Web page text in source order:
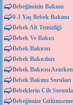
Bebeğimizin Bakımı
0-3 Yaş Bebek Bakımı
Bebek Alt Temizliği
Bebek Ve Bakıcı
Bebek Bakıcısı
Bebek Bakıcıları
Bebek Bakıcısı Ararken
Bebek Bakımı Soruları
Bebeklerin Cilt
Bebeğimize